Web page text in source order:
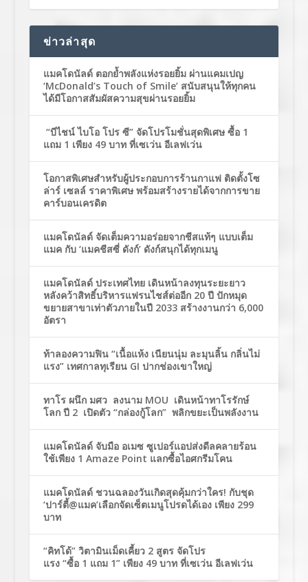
ข่าวล่าสุด
แมคโดนัลด์ ตอกย้ำพลังแห่งรอยยิ้ม ผ่านแคมเปญ
‘McDonald’s Touch of Smile’ สนับสนุนให้ทุกคน
ได้มีโอกาสสัมผัสความสุขผ่านรอยยิ้ม
“บีไชน์ ไบโอ โปร ซี” จัดโปรโมชั่นสุดพิเศษ ซื้อ 1
แถม 1 เพียง 49 บาท ที่เซเว่น อีเลฟเว่น
โอกาสพิเศษสำหรับผู้ประกอบการร้านกาแฟ ติดตั้งโซ
ล่าร์ เซลล์ ราคาพิเศษ พร้อมสร้างรายได้จากการขาย
คาร์บอนเครดิต
แมคโดนัลด์ จัดเต็มความอร่อยจากชีสแท้ๆ แบบเต็ม
แมค กับ ‘แมคชีสซี่ ดังก์’ ดังก์สนุกได้ทุกเมนู
แมคโดนัลด์ ประเทศไทย เดินหน้าลงทุนระยะยาว
หลังคว้าสิทธิ์บริหารแฟรนไชส์ต่ออีก 20 ปี ปักหมุด
ขยายสาขาเท่าตัวภายในปี 2033 สร้างงานกว่า 6,000
อัตรา
ท้าลองความฟิน “เนื้อแห้ง เนียนนุ่ม ละมุนลิ้น กลิ่นไม่
แรง” เทศกาลทุเรียน GI ปากช่องเขาใหญ่
ทาโร ผนึก มศว ลงนาม MOU เดินหน้าทาโรรักษ์
โลก ปี 2 เปิดตัว “กล่องกู้โลก” พลิกขยะเป็นพลังงาน
แมคโดนัลด์ จับมือ อเมซ ซูเปอร์แอปส่งดีลคลายร้อน
ใช้เพียง 1 Amaze Point แลกซื้อไอศกรีมโคน
แมคโดนัลด์ ชวนฉลองวันเกิดสุดคุ้มกว่าใคร! กับชุด
‘ปาร์ตี้@แมค’เลือกจัดเซ็ตเมนูโปรดได้เอง เพียง 299
บาท
“คิทโด้” วิตามินเม็ดเคี้ยว 2 สูตร จัดโปร
แรง “ซื้อ 1 แถม 1” เพียง 49 บาท ที่เซเว่น อีเลฟเว่น